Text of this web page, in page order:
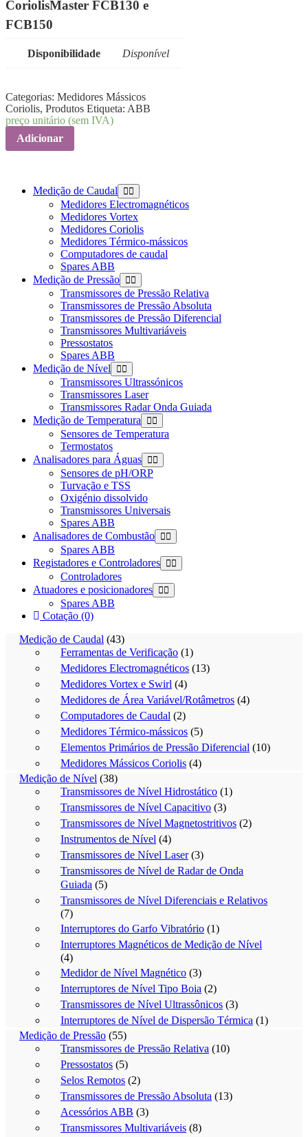
Medição de Caudal
Medidores Electromagnéticos
Medidores Vortex
Medidores Coriolis
Medidores Térmico-mássicos
Computadores de caudal
Spares ABB
Medição de Pressão
Transmissores de Pressão Relativa
Transmissores de Pressão Absoluta
Transmissores de Pressão Diferencial
Transmissores Multivariáveis
Pressostatos
Spares ABB
Medição de Nível
Transmissores Ultrassónicos
Transmissores Laser
Transmissores Radar Onda Guiada
Medição de Temperatura
Sensores de Temperatura
Termostatos
Analisadores para Águas
Sensores de pH/ORP
Turvação e TSS
Oxigénio dissolvido
Transmissores Universais
Spares ABB
Analisadores de Combustão
Spares ABB
Registadores e Controladores
Controladores
Atuadores e posicionadores
Spares ABB
Cotação (0)
Medição de Caudal (43)
Ferramentas de Verificação (1)
Medidores Electromagnéticos (13)
Medidores Vortex e Swirl (4)
Medidores de Área Variável/Rotâmetros (4)
Computadores de Caudal (2)
Medidores Térmico-mássicos (5)
Elementos Primários de Pressão Diferencial (10)
Medidores Mássicos Coriolis (4)
Medição de Nível (38)
Transmissores de Nível Hidrostático (1)
Transmissores de Nível Capacitivo (3)
Transmissores de Nível Magnetostritivos (2)
Instrumentos de Nível (4)
Transmissores de Nível Laser (3)
Transmissores de Nível de Radar de Onda
Guiada (5)
Transmissores de Nível Diferenciais e Relativos
(7)
Interruptores do Garfo Vibratório (1)
Interruptores Magnéticos de Medição de Nível
(4)
Medidor de Nível Magnético (3)
Interruptores de Nível Tipo Boia (2)
Transmissores de Nível Ultrassônicos (3)
Interruptores de Nível de Dispersão Térmica (1)
Medição de Pressão (55)
Transmissores de Pressão Relativa (10)
Pressostatos (5)
Selos Remotos (2)
Transmissores de Pressão Absoluta (13)
Acessórios ABB (3)
Transmissores Multivariáveis (8)
CoriolisMaster FCB130 e
FCB150
Disponibilidade Disponível
Categorias: Medidores Mássicos
Coriolis, Produtos Etiqueta: ABB
preço unitário (sem IVA)
Adicionar